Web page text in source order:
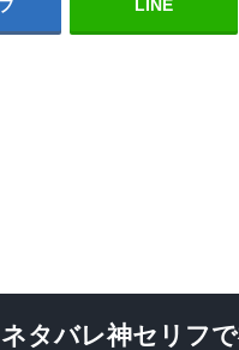
LINE
タバレ神セリフで